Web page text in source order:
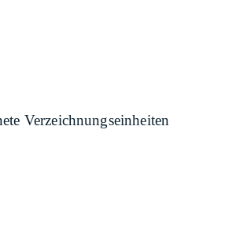
Verzeichnungseinheiten